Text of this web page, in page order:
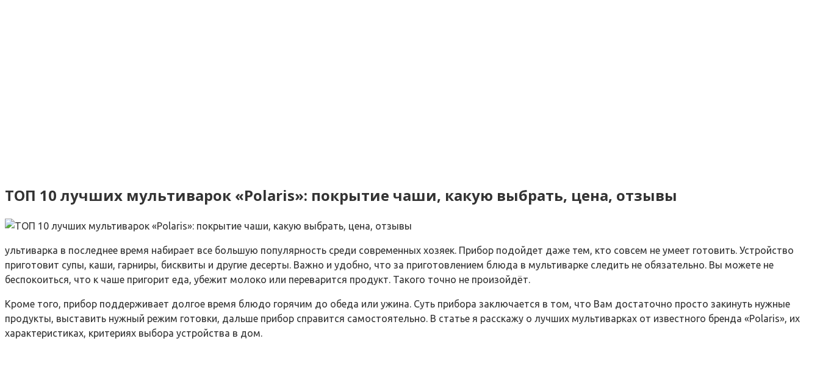
ТОП 10 лучших мультиварок «Polaris»: покрытие чаши, какую выбрать, цена, отзывы
ультиварка в последнее время набирает все большую популярность среди современных хозяек. Прибор подойдет даже тем, кто совсем не умеет готовить. Устройство
приготовит супы, каши, гарниры, бисквиты и другие десерты. Важно и удобно, что за приготовлением блюда в мультиварке следить не обязательно. Вы можете не
беспокоиться, что к чаше пригорит еда, убежит молоко или переварится продукт. Такого точно не произойдёт.
Кроме того, прибор поддерживает долгое время блюдо горячим до обеда или ужина. Суть прибора заключается в том, что Вам достаточно просто закинуть нужные
продукты, выставить нужный режим готовки, дальше прибор справится самостоятельно. В статье я расскажу о лучших мультиварках от известного бренда «Polaris», их
характеристиках, критериях выбора устройства в дом.